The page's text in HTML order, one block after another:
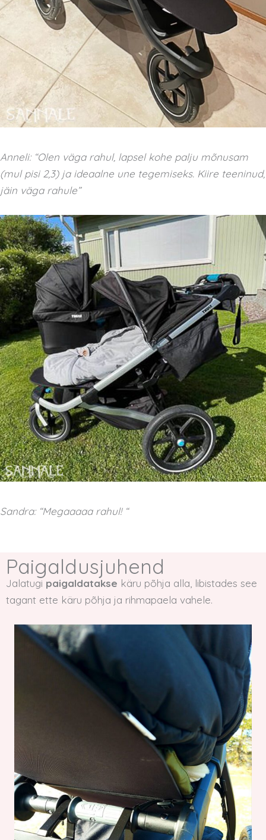
Anneli: “Olen väga rahul, lapsel kohe palju mõnusam
(mul pisi 2,3) ja ideaalne une tegemiseks. Kiire teeninud,
jäin väga rahule”
Sandra: “Megaaaaa rahul! “
Paigaldusjuhend
Jalatugi paigaldatakse käru põhja alla, libistades see
tagant ette käru põhja ja rihmapaela vahele.